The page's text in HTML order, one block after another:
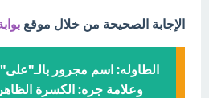
الإجابة الصحيحة من خلال موقع
الطاوله: اسم مجرور
وعلامة جره: الكسرة